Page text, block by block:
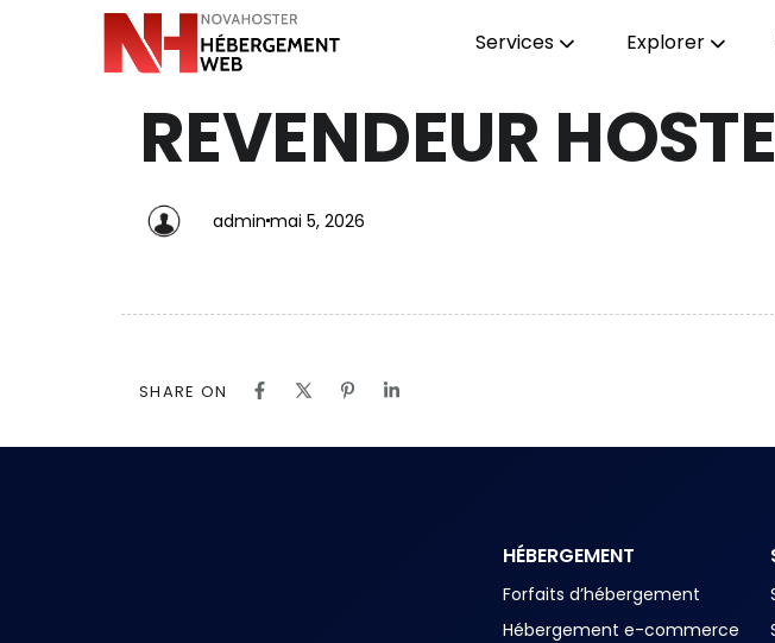
Services Explorer
IN:
REVENDEUR
admin
on:
mai 5, 2026
SHARE ON
HÉBERGEMENT
Forfaits d’hébergement
Hébergement e-commerce